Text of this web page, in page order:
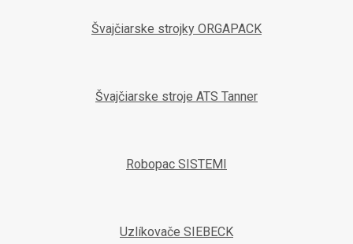
Švajčiarske strojky ORGAPACK
Švajčiarske stroje ATS Tanner
Robopac SISTEMI
Uzlíkovače SIEBECK